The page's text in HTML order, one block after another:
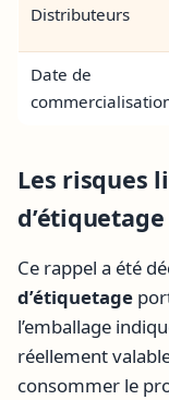
Distributeurs
Date de
Les risques
d’étiquetage
Ce rappel a été
d’étiquetage
l’emballage
réellement
consommer le